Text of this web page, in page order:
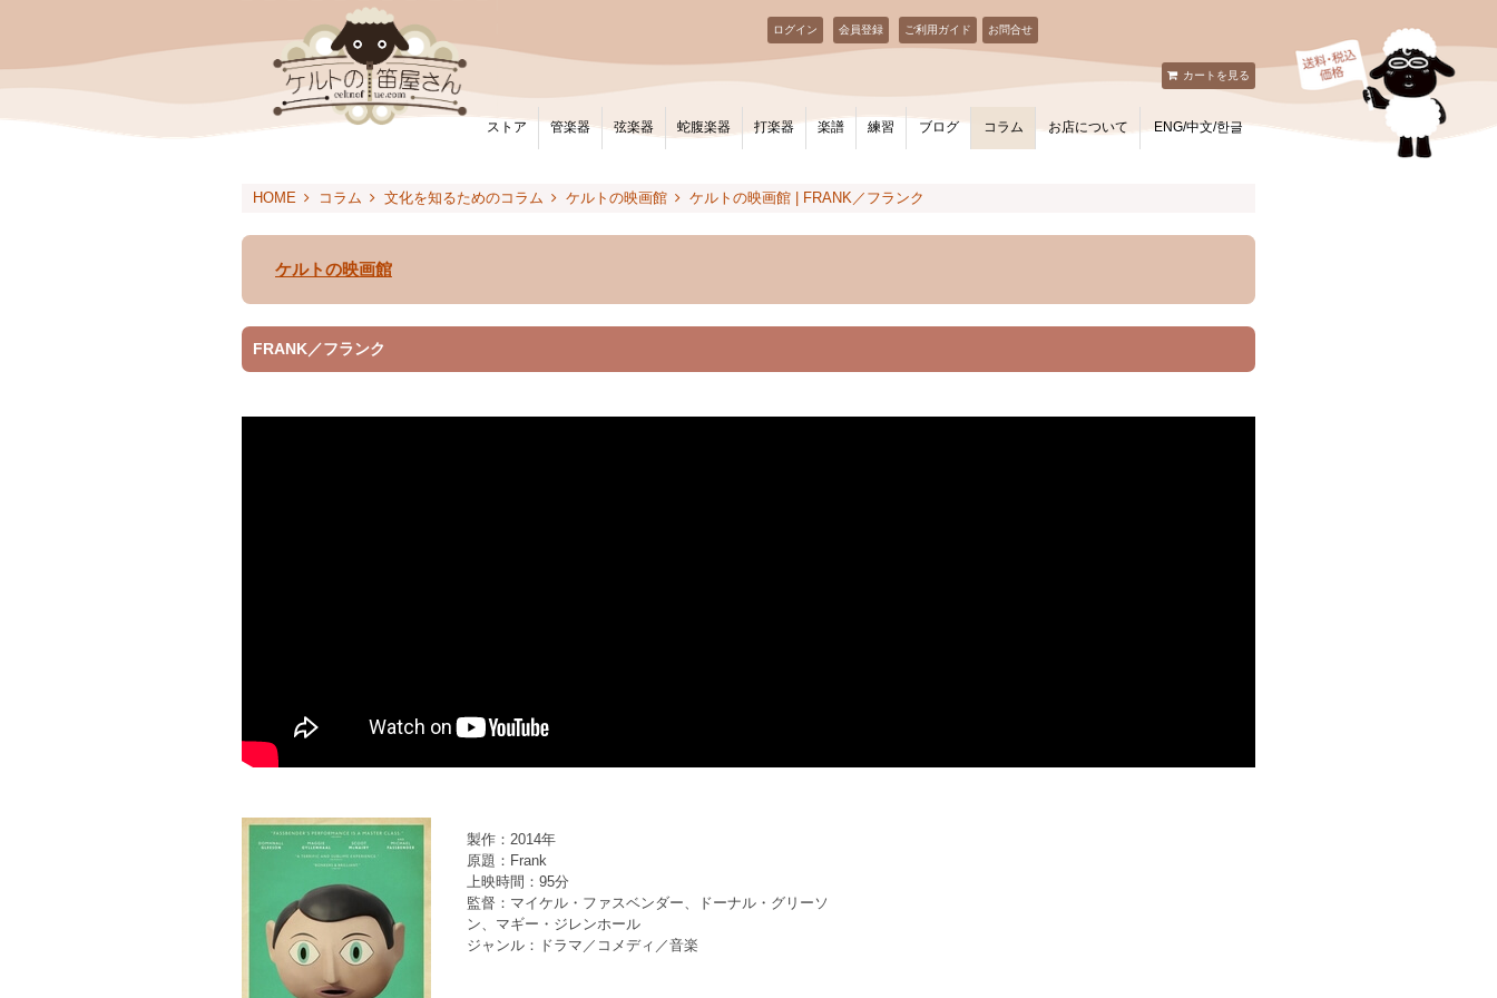
カートを見る
ログイン 会員登録 ご利用ガイド お問合せ
ストア 管楽器 弦楽器 蛇腹楽器 打楽器 楽譜 練習 ブログ コラム お店について ENG/中文/한글
HOME コラム 文化を知るためのコラム ケルトの映画館 ケルトの映画館 | FRANK／フランク
ケルトの映画館
FRANK／フランク
製作：2014年
原題：Frank
上映時間：95分
監督：マイケル・ファスベンダー、ドーナル・グリーソ
ン、マギー・ジレンホール
ジャンル：ドラマ／コメディ／音楽